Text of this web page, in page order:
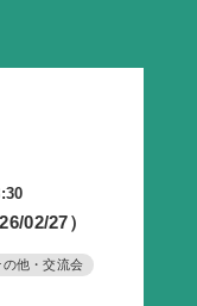
調査・資料・提言
02/27）
の他・交流会